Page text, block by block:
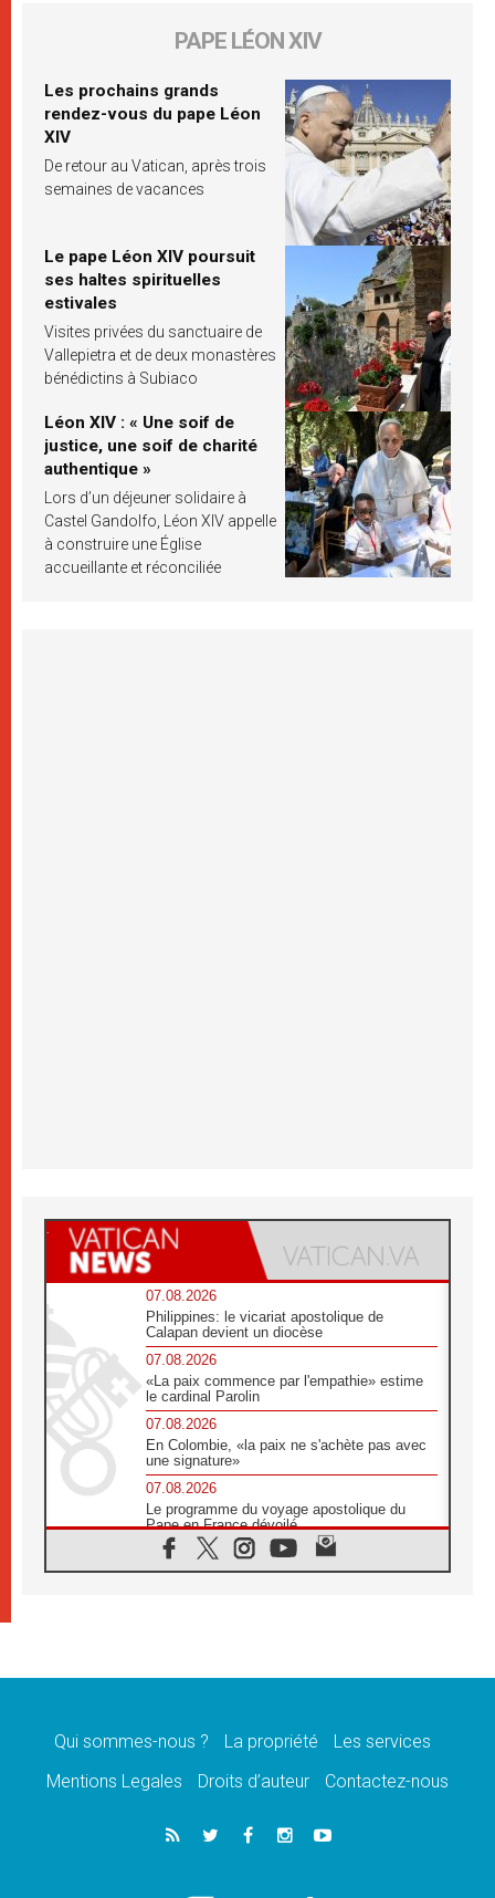
PAPE LÉON XIV
Les prochains grands
rendez-vous du pape Léon
XIV
De retour au Vatican, après trois
semaines de vacances
Le pape Léon XIV poursuit
ses haltes spirituelles
estivales
Visites privées du sanctuaire de
Vallepietra et de deux monastères
bénédictins à Subiaco
Léon XIV : « Une soif de
justice, une soif de charité
authentique »
Lors d’un déjeuner solidaire à
Castel Gandolfo, Léon XIV appelle
à construire une Église
accueillante et réconciliée
07.08.2026
Philippines: le vicariat apostolique de
Calapan devient un diocèse
07.08.2026
«La paix commence par l'empathie» estime
le cardinal Parolin
07.08.2026
En Colombie, «la paix ne s'achète pas avec
une signature»
07.08.2026
Le programme du voyage apostolique du
Pape en France dévoilé
07.08.2026
1ère Conférence continentale sur l'éducation
07.08.2026
07.08.2026
lancement des «dix jours de prière pour la
06.08.2026
Préparatifs des JMJ 2027 à Séoul: «c'est
Qui sommes-nous ? La propriété
Les services
Mentions Legales
Droits d’auteur Contactez-nous